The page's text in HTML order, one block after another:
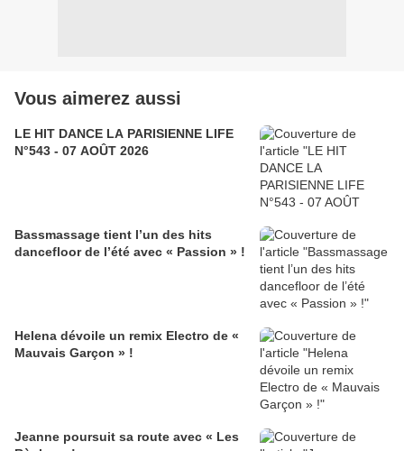
Vous aimerez aussi
LE HIT DANCE LA PARISIENNE LIFE
N°543 - 07 AOÛT 2026
Bassmassage tient l’un des hits
dancefloor de l’été avec « Passion » !
Helena dévoile un remix Electro de «
Mauvais Garçon » !
Jeanne poursuit sa route avec « Les